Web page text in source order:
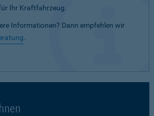
Ihr Kraftfahrzeug.
Informationen? Dann empfehlen wir
.